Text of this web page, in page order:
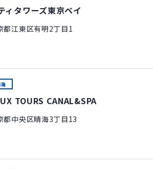
ィタワーズ東京ベイ
都江東区有明2丁目1
TOURS CANAL&SPA
都中央区晴海3丁目13